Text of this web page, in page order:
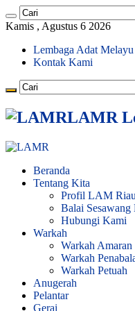
Kamis , Agustus 6 2026
Lembaga Adat
Kontak Kami
LAMR
Beranda
Tentang Kita
Profil LAM Riau
Balai
Hubungi Kami
Warkah
Warkah Amaran
Warkah
Warkah Petuah
Anugerah
Pelantar
Gerai